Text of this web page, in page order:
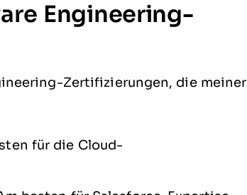
Engineering-
Zertifizierungen, die meiner
für die Cloud-